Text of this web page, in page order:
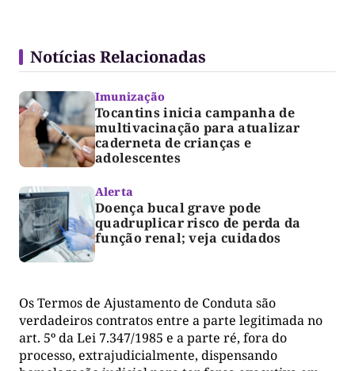
Notícias Relacionadas
Imunização
Tocantins inicia campanha de
multivacinação para atualizar
caderneta de crianças e
adolescentes
Alerta
Doença bucal grave pode
quadruplicar risco de perda da
função renal; veja cuidados
Os Termos de Ajustamento de Conduta são
verdadeiros contratos entre a parte legitimada no
art. 5º da Lei 7.347/1985 e a parte ré, fora do
processo, extrajudicialmente, dispensando